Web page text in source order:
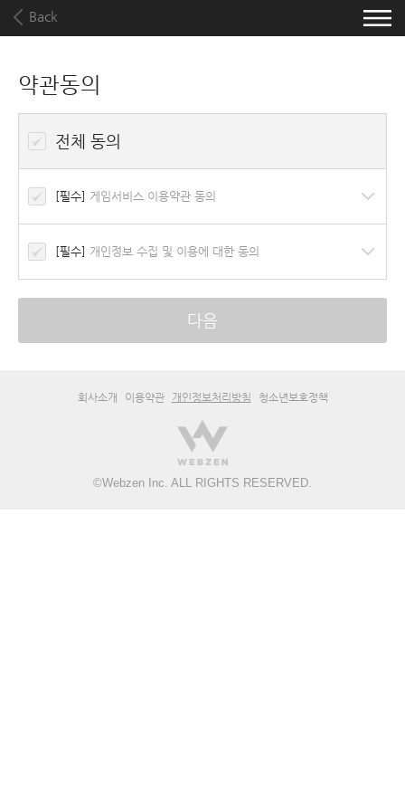
Back
약관동의
전체 동의
[필수] 게임서비스 이용약관 동의
[필수] 개인정보 수집 및 이용에 대한 동의
다음
회사소개 이용약관 개인정보처리방침 청소년보호정책
©Webzen Inc. ALL RIGHTS RESERVED.